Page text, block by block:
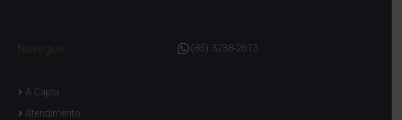
Navegue
A Capta
Atendimento
(85) 3238-2613